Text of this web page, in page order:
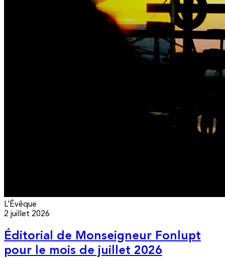
L’Évêque
2 juillet 2026
Éditorial de Monseigneur Fonlupt
pour le mois de juillet 2026